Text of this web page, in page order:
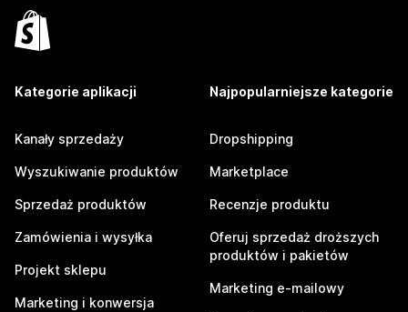
Kategorie aplikacji
Kanały sprzedaży
Wyszukiwanie produktów
Sprzedaż produktów
Zamówienia i wysyłka
Projekt sklepu
Marketing i konwersja
Najpopularniejsze kategorie
Dropshipping
Marketplace
Recenzje produktu
Oferuj sprzedaż droższych
produktów i pakietów
Marketing e-mailowy